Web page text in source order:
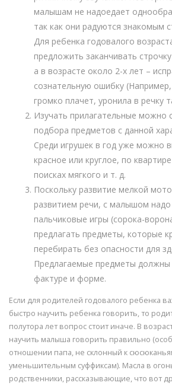
малышам не надоедает
так как они радуются знакомым
Для ребенка годовалого
предложить заканчивать
а в возрасте около 2-х лет –
сознательную ошибку
громко плачет, уронила в речку
Изучать прилагательные
подбора предметов с данной
Среди игрушек в год уже можно
красное или круглое, по
поисках мягкого и т. д.
Поскольку развитие мелкой
развитием речи, с малышом надо
пальчиковые игры (сорока-
предлагать предметы, которые
перебирать без опасности для
Предлагаемые предметы
фактуре и форме.
Если для родителей годовалого ребенка
быстро научить ребенка говорить, то
полутора лет вопрос стоит иначе. В
научить малыша говорить правильно
отношении папа, не склонный к
уменьшительным суффиксам). Масла в
родственники, рассказывающие, что вот